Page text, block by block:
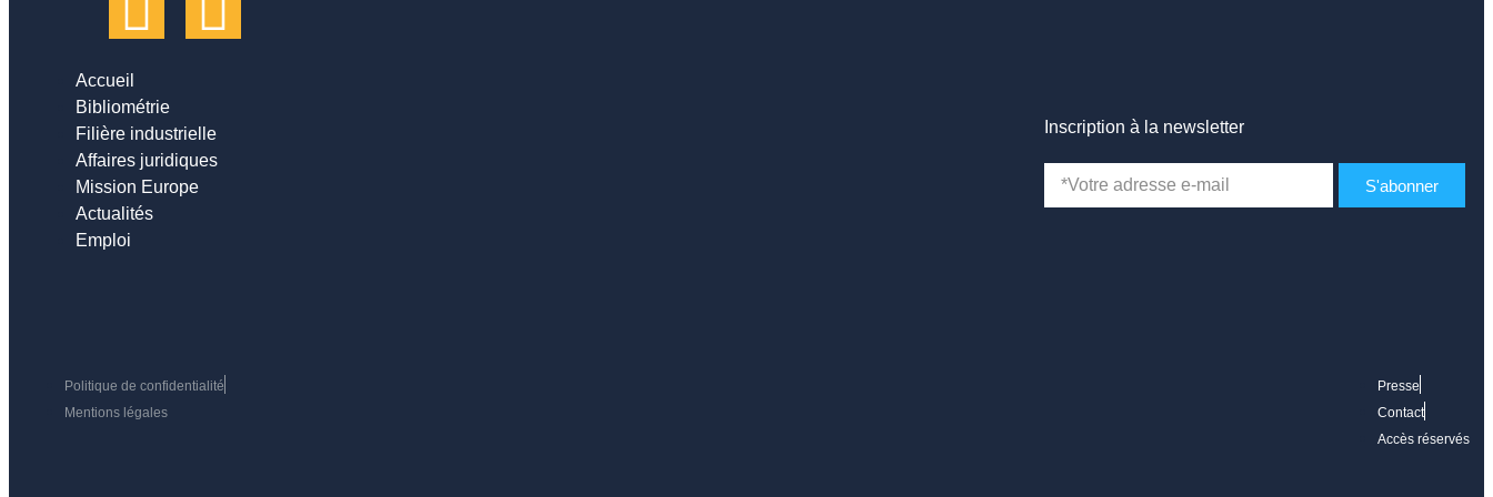
Accueil
Bibliométrie
Filière industrielle
Affaires juridiques
Mission Europe
Actualités
Emploi
Inscription à la newsletter
S'abonner
Politique de confidentialité
Mentions légales
Presse
Contact
Accès réservés